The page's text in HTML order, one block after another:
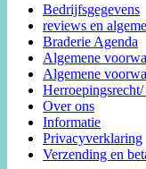
Bedrijfsgegevens
reviews en
Braderie Agenda
Algemene
Algemene
Herroepingsrecht/
Over ons
Informatie
Privacyverklaring
Verzending en